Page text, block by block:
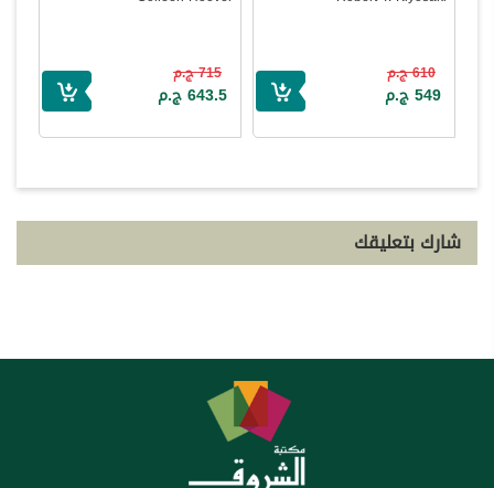
610 ج.م
549 ج.م
715 ج.م
643.5 ج.م
شارك بتعليقك